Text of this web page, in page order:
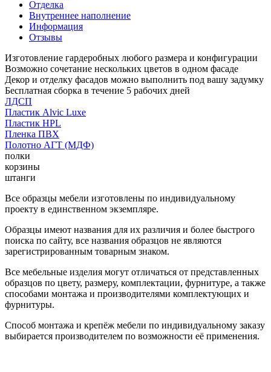
Отделка
Внутреннее наполнение
Информация
Отзывы
Изготовление гардеробных любого размера и конфигурации
Возможно сочетание нескольких цветов в одном фасаде
Декор и отделку фасадов можно выполнить под вашу задумку
Бесплатная сборка в течение 5 рабочих дней
ЛДСП
Пластик Alvic Luxe
Пластик HPL
Пленка ПВХ
Полотно АГТ (МДФ)
полки
корзины
штанги
Все образцы мебели изготовлены по индивидуальному
проекту в единственном экземпляре.
Образцы имеют названия для их различия и более быстрого
поиска по сайту, все названия образцов не являются
зарегистрированным товарным знаком.
Все мебельные изделия могут отличаться от представленных
образцов по цвету, размеру, комплектации, фурнитуре, а также
способами монтажа и производителями комплектующих и
фурнитуры.
Способ монтажа и крепёж мебели по индивидуальному заказу
выбирается производителем по возможности её применения.